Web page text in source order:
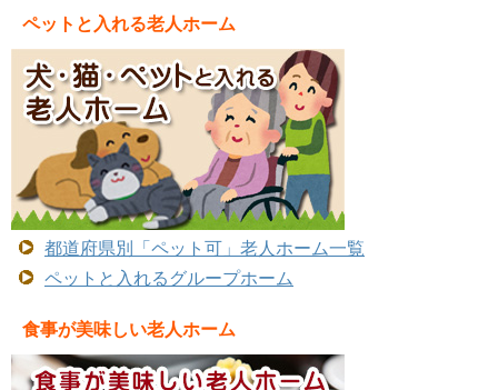
ペットと入れる老人ホーム
都道府県別「ペット可」老人ホーム一覧
ペットと入れるグループホーム
食事が美味しい老人ホーム